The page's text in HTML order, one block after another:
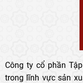
Công ty cổ phần
trong lĩnh vực sản